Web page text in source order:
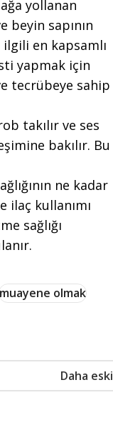
yollanan
beyin sapının
en kapsamlı
yapmak için
tecrübeye sahip
takılır ve ses
bakılır. Bu
ne kadar
kullanımı
sağlığı
muayene olmak
Daha eski